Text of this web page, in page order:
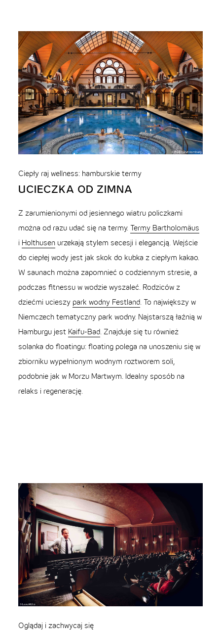
Ciepły raj wellness: hamburskie termy
UCIECZKA OD ZIMNA
Z zarumienionymi od jesiennego wiatru policzkami
można od razu udać się na termy. Termy Bartholomäus
i Holthusen urzekają stylem secesji i elegancją. Wejście
do ciepłej wody jest jak skok do kubka z ciepłym kakao.
W saunach można zapomnieć o codziennym stresie, a
podczas fitnessu w wodzie wyszaleć. Rodziców z
dziećmi ucieszy park wodny Festland. To największy w
Niemczech tematyczny park wodny. Najstarszą łaźnią w
Hamburgu jest Kaifu-Bad. Znajduje się tu również
solanka do floatingu: floating polega na unoszeniu się w
zbiorniku wypełnionym wodnym roztworem soli,
podobnie jak w Morzu Martwym. Idealny sposób na
relaks i regenerację.
Oglądaj i zachwycaj się